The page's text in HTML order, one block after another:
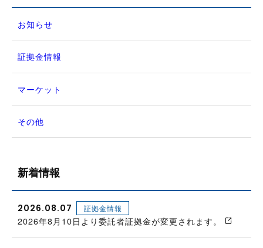
お知らせ
証拠金情報
マーケット
その他
新着情報
2026.08.07 証拠金情報
2026年8月10日より委託者証拠金が変更されます。